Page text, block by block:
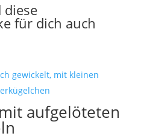
diese
für dich auch
aufgelöteten